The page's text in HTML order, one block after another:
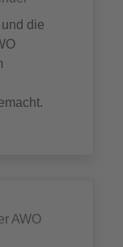
und die
AWO